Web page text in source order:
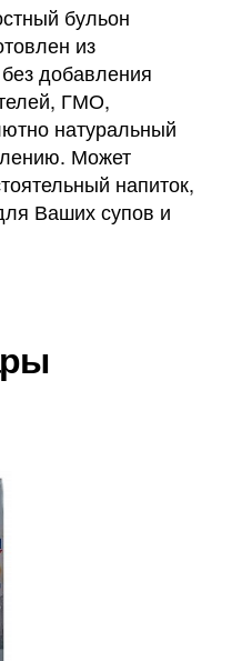
бульон
из
добавления
ГМО,
натуральный
Может
напиток,
Ваших супов и